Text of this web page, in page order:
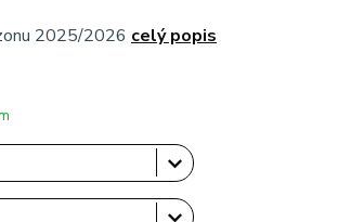
2025/2026 celý popis